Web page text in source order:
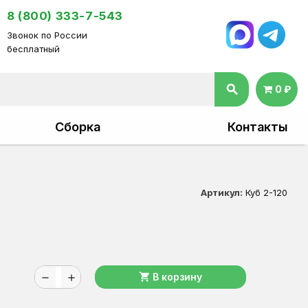
8 (800) 333-7-543
Звонок по России
бесплатный
search 0 ₽
Сборка Контакты
Артикул: Куб 2-120
remove add shopping_cart В корзину